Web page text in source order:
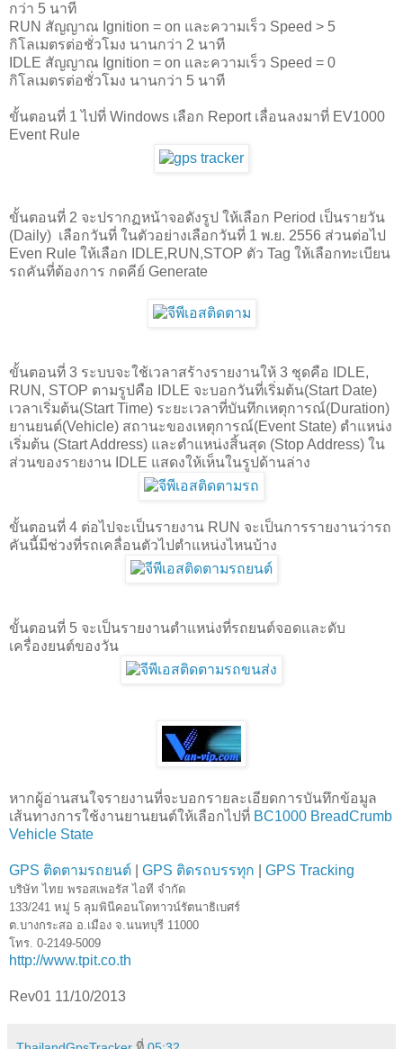
กว่า 5 นาที
RUN สัญญาณ Ignition = on และความเร็ว Speed > 5
กิโลเมตรต่อชั่วโมง นานกว่า 2 นาที
IDLE สัญญาณ Ignition = on และความเร็ว Speed = 0
กิโลเมตรต่อชั่วโมง นานกว่า 5 นาที
ขั้นตอนที่ 1 ไปที่ Windows เลือก Report เลื่อนลงมาที่ EV1000
Event Rule
ขั้นตอนที่ 2 จะปรากฏหน้าจอดังรูป ให้เลือก Period เป็นรายวัน
(Daily) เลือกวันที่ ในตัวอย่างเลือกวันที่ 1 พ.ย. 2556 ส่วนต่อไป
Even Rule ให้เลือก IDLE,RUN,STOP ตัว Tag ให้เลือกทะเบียน
รถคันที่ต้องการ กดคีย์ Generate
ขั้นตอนที่ 3 ระบบจะใช้เวลาสร้างรายงานให้ 3 ชุดคือ IDLE,
RUN, STOP ตามรูปคือ IDLE จะบอกวันที่เริ่มต้น(Start Date)
เวลาเริ่มต้น(Start Time) ระยะเวลาที่บันทึกเหตุการณ์(Duration)
ยานยนต์(Vehicle) สถานะของเหตุการณ์(Event State) ตำแหน่ง
เริ่มต้น (Start Address) และตำแหน่งสิ้นสุด (Stop Address) ใน
ส่วนของรายงาน IDLE แสดงให้เห็นในรูปด้านล่าง
ขั้นตอนที่ 4 ต่อไปจะเป็นรายงาน RUN จะเป็นการรายงานว่ารถ
คันนี้มีช่วงที่รถเคลื่อนตัวไปตำแหน่งไหนบ้าง
ขั้นตอนที่ 5 จะเป็นรายงานตำแหน่งที่รถยนต์จอดและดับ
เครื่องยนต์ของวัน
หากผู้อ่านสนใจรายงานที่จะบอกรายละเอียดการบันทึกข้อมูล
เส้นทางการใช้งานยานยนต์ให้เลือกไปที่ BC1000 BreadCrumb
Vehicle State
GPS ติดตามรถยนต์ GPS ติดรถบรรทุก GPS Tracking
บริษัท ไทย พรอสเพอรัส ไอที จำกัด
133/241 หมู่ 5 ลุมพินีคอนโดทาวน์รัตนาธิเบศร์
ต.บางกระสอ อ.เมือง จ.นนทบุรี 11000
โทร. 0-2149-5009
http://www.tpit.co.th
Rev01 11/10/2013